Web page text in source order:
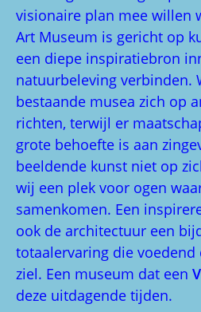
visionaire plan mee willen
Art Museum is gericht op
een diepe inspiratiebron
natuurbeleving verbinden.
bestaande musea zich op
richten, terwijl er
grote behoefte is aan
beeldende kunst niet op
wij een plek voor ogen
samenkomen. Een
ook de architectuur een
totaalervaring die
ziel. Een museum dat een
deze uitdagende tijden.